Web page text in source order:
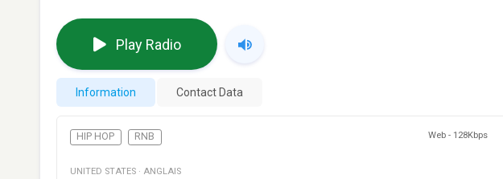
Play Radio
Information Contact Data
HIP HOP RNB Web - 128Kbps
UNITED STATES · ANGLAIS